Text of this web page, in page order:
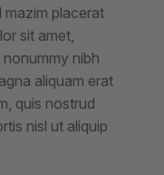
mazim placerat
sit amet,
nibh
aliquam erat
quis nostrud
nisl ut aliquip